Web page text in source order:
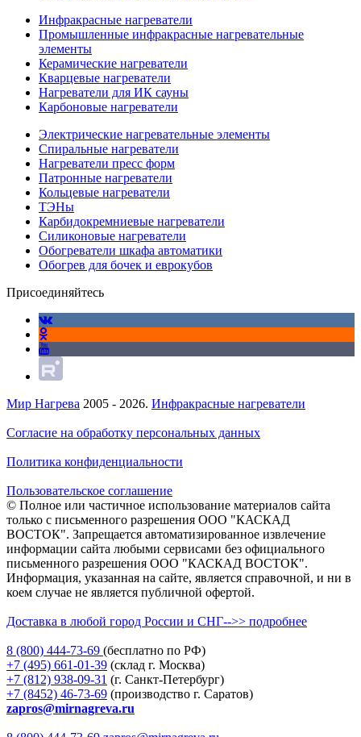
Инфракрасные нагреватели
Промышленные инфракрасные нагревательные
элементы
Керамические нагреватели
Кварцевые нагреватели
Нагреватели для ИК сауны
Карбоновые нагреватели
Электрические нагревательные элементы
Спиральные нагреватели
Нагреватели пресс форм
Патронные нагреватели
Кольцевые нагреватели
ТЭНы
Карбидокремниевые нагреватели
Силиконовые нагреватели
Обогреватели шкафа автоматики
Обогрев для бочек и еврокубов
Присоединяйтесь
Мир Нагрева 2005 - 2026. Инфракрасные нагреватели
Согласие на обработку персональных данных
Политика конфиденциальности
Пользовательское соглашение
© Полное или частичное использование материалов сайта
только с письменного разрешения ООО "КАСКАД
ВОСТОК". Запрещается автоматизированное извлечение
информации сайта любыми сервисами без официального
письменного разрешения ООО "КАСКАД ВОСТОК".
Информация, указанная на сайте, является справочной, и ни в
коем случае не является публичной офертой.
Доставка в любой город России и СНГ-->> подробнее
8 (800) 444-73-69 (бесплатно по РФ)
+7 (495) 661-01-39 (склад г. Москва)
+7 (812) 938-09-31 (г. Санкт-Петербург)
+7 (8452) 46-73-69 (производство г. Саратов)
zapros@mirnagreva.ru